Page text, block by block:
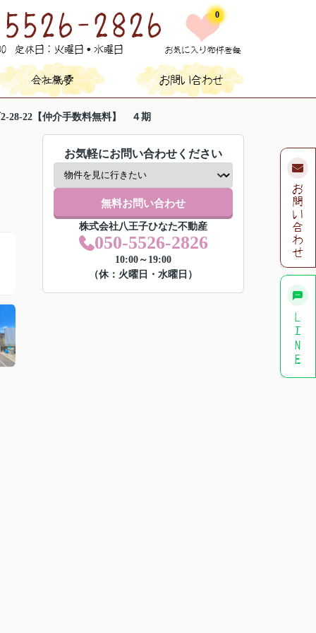
0
28-22【仲介手数料無料】 ４期
お気軽にお問い合わせください
無料お問い合わせ
株式会社八王子ひなた不動産
050-5526-2826
10:00～19:00
（休：火曜日・水曜日）